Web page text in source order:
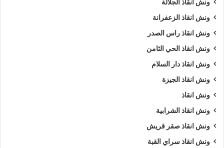
ونش انقاذ الجلالة
ونش انقاذ الزعفرانة
ونش انقاذ راس الصدر
ونش انقاذ الحي الثامن
ونش انقاذ دار السلام
ونش انقاذ الجيزة
ونش انقاذ
ونش انقاذ الشرابية
ونش انقاذ صقر قريش
ونش انقاذ سراي القبة